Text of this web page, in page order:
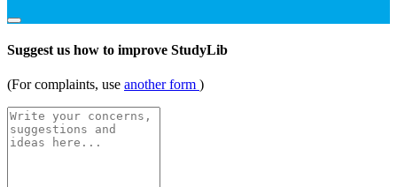
Suggest us how to improve StudyLib
(For complaints, use another form )